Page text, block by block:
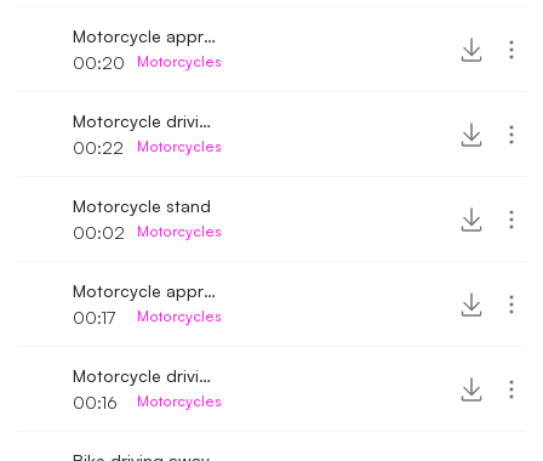
Motorcycle approaching and stopping 4
00:20
Motorcycles
Motorcycle driving away 4
00:22
Motorcycles
Motorcycle stand
00:02
Motorcycles
Motorcycle approaching and stopping 5
00:17
Motorcycles
Motorcycle driving away 5
00:16
Motorcycles